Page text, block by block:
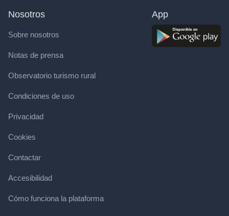
Nosotros
Sobre nosotros
Notas de prensa
Observatorio turismo rural
Condiciones de uso
Privacidad
Cookies
Contactar
Accesibilidad
Cómo funciona la plataforma
App